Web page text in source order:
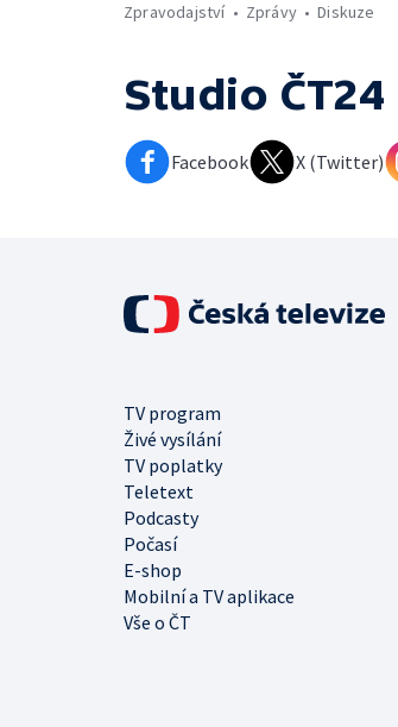
Zpravodajství
Zprávy Diskuze
Studio ČT24
Facebook X (Twitter)
TV program
Živé vysílání
TV poplatky
Teletext
Podcasty
Počasí
E-shop
Mobilní a TV aplikace
Vše o ČT